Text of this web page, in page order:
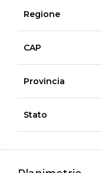
Regione
CAP
Provincia
Stato